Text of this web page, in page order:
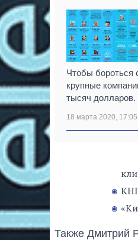
Чтобы бороться
крупные
тысяч долларов.
18 марта 2020, 17:05
Также Дмитрий